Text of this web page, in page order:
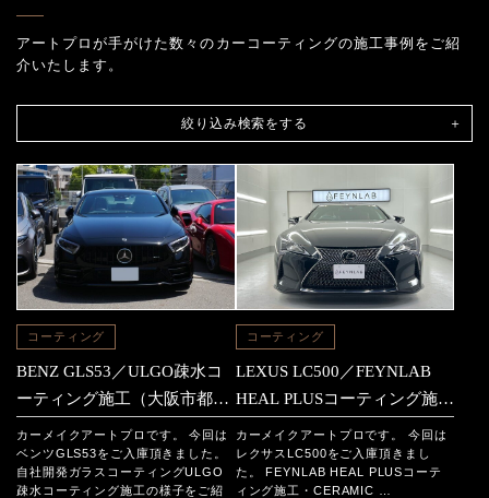
アートプロが手がけた数々のカーコーティングの施工事例をご紹
介いたします。
絞り込み検索をする
コーティング
BENZ GLS53／ULGO疎水コ
ーティング施工（大阪市都島
区からのご依頼）
カーメイクアートプロです。 今回は
ベンツGLS53をご入庫頂きました。
自社開発ガラスコーティングULGO
疎水コーティング施工の様子をご紹
コーティング
LEXUS LC500／FEYNLAB
HEAL PLUSコーティング施工
（大阪市都島区からのご依
頼）
カーメイクアートプロです。 今回は
レクサスLC500をご入庫頂きまし
た。 FEYNLAB HEAL PLUSコーテ
ィング施工・CERAMIC …